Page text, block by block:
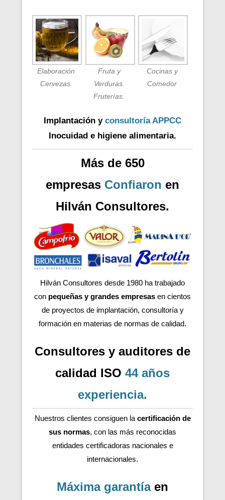
Elaboración
Cervezas.
Fruta y
Verduras.
Fruterías.
Cocinas y
Comedor
Implantación y consultoría APPCC
Inocuidad e higiene alimentaria.
Más de 650
empresas Confiaron en
Hilván Consultores.
Hilván Consultores desde 1980 ha trabajado
con pequeñas y grandes empresas en cientos
de proyectos de implantación, consultoría y
formación en materias de normas de calidad.
Consultores y auditores de
calidad ISO 44 años
experiencia.
Nuestros clientes consiguen la certificación de
sus normas, con las más reconocidas
entidades certificadoras nacionales e
internacionales.
Máxima garantíaen